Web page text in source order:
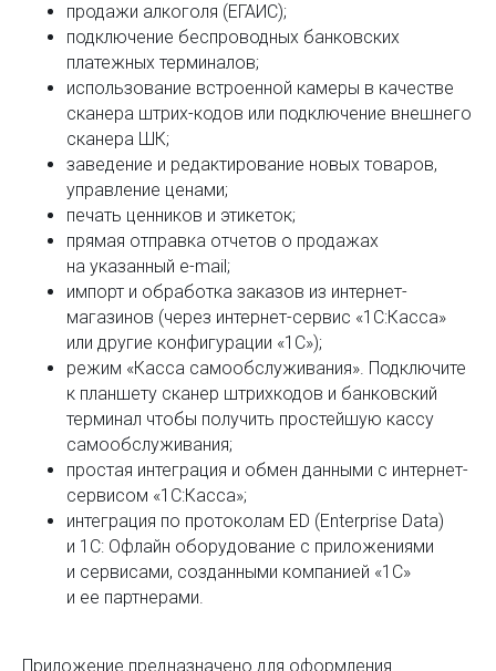
продажи алкоголя (ЕГАИС);
подключение беспроводных банковских
платежных терминалов;
использование встроенной камеры в качестве
сканера штрих-кодов или подключение внешнего
сканера ШК;
заведение и редактирование новых товаров,
управление ценами;
печать ценников и этикеток;
прямая отправка отчетов о продажах
на указанный e-mail;
импорт и обработка заказов из интернет-
магазинов (через интернет-сервис «1С:Касса»
или другие конфигурации «1С»);
режим «Касса самообслуживания». Подключите
к планшету сканер штрихкодов и банковский
терминал чтобы получить простейшую кассу
самообслуживания;
простая интеграция и обмен данными с интернет-
сервисом «1С:Касса»;
интеграция по протоколам ED (Enterprise Data)
и 1С: Офлайн оборудование с приложениями
и сервисами, созданными компанией «1С»
и ее партнерами.
Приложение предназначено для оформления